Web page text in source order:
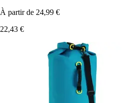
À partir de 24,99 €
22,43 €